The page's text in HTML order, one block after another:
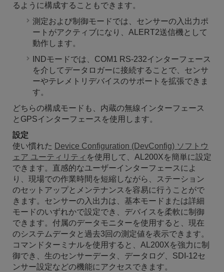
るように構成することもできます。
測定および制御モードでは、センサーの入出力ポ
ートがアクティブになり、ALERT2送信機として
動作します。
INDモードでは、COM1 RS-232インターフェース
を介してデータロガーに接続することで、センサ
ーやテレメトリデバイスのサポートを拡張できま
す。
どちらの構成モードも、内蔵の無線インターフェース
とGPSインターフェースを使用します。
設定
使い慣れた Device Configuration (DevConfig) ソフトウ
ェア ユーティリティ を使用して、AL200Xを簡単に設定
できます。直感的なユーザーインターフェースによ
り、現場での作業時間を短縮しながら、ステーション
のセットアップとメンテナンスを容易に行うことがで
きます。センサーの入出力は、基本モードまたは詳細
モードのいずれかで設定でき、デバイスを柔軟に制御
できます。付属のデータモニターを使用すると、現在
のシステムデータと過去3回の測定値を表示できます。
コマンドターミナルを使用すると、AL200Xを強力に制
御でき、生のセンサーデータ、データログ、SDI-12セ
ンサー設定などの機能にアクセスできます。